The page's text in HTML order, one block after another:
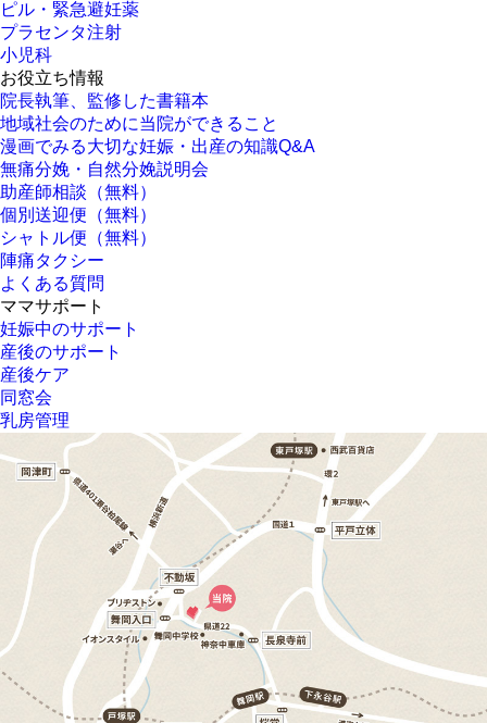
ピル・緊急避妊薬
プラセンタ注射
小児科
お役立ち情報
院長執筆、監修した書籍本
地域社会のために当院ができること
漫画でみる大切な妊娠・出産の知識Q&A
無痛分娩・自然分娩説明会
助産師相談（無料）
個別送迎便（無料）
シャトル便（無料）
陣痛タクシー
よくある質問
ママサポート
妊娠中のサポート
産後のサポート
産後ケア
同窓会
乳房管理